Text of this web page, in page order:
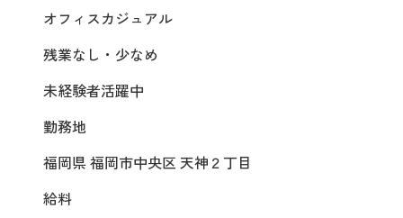
オフィスカジュアル
残業なし・少なめ
未経験者活躍中
勤務地
福岡県 福岡市中央区 天神２丁目
給料